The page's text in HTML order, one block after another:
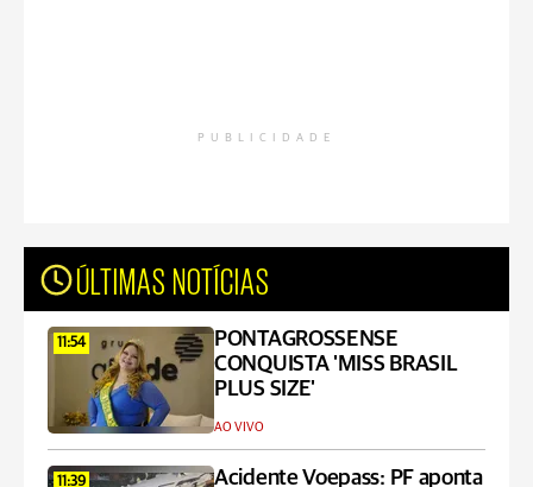
PUBLICIDADE
ÚLTIMAS NOTÍCIAS
11:54
PONTAGROSSENSE
CONQUISTA 'MISS BRASIL
PLUS SIZE'
AO VIVO
11:39
Acidente Voepass: PF aponta